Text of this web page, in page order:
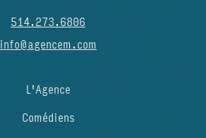
514.273.6806
info@agencem.com
L'Agence
Comédiens